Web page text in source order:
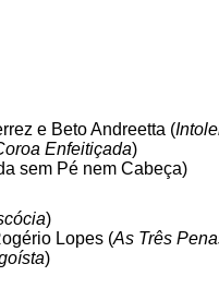
e Beto Andreetta (
Enfeitiçada)
sem Pé nem Cabeça)
)
Lopes (As Três
)